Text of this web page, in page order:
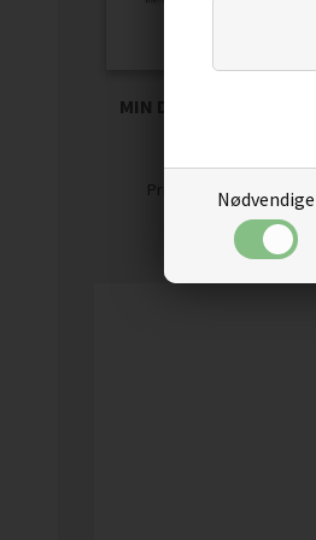
Nødvendige
MIN DAGPLEJEMOR
Pris 69,00 58,65